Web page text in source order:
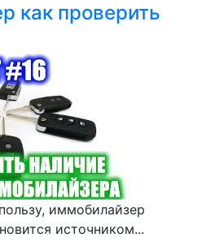
как проверить
иммобилайзер
источником...